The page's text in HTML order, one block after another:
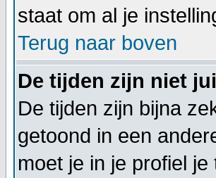
staat om al je
Terug naar boven
De tijden zijn niet
De tijden zijn bijna
getoond in een
moet je in je profiel